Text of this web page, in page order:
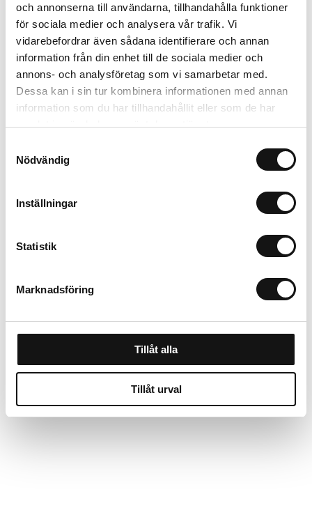
och annonserna till användarna, tillhandahålla funktioner
för sociala medier och analysera vår trafik. Vi
vidarebefordrar även sådana identifierare och annan
information från din enhet till de sociala medier och
annons- och analysföretag som vi samarbetar med.
Dessa kan i sin tur kombinera informationen med annan
information som du har tillhandahållit eller som de har
samlat in när du har använt deras tjänster.
Nödvändig
Inställningar
Statistik
Marknadsföring
Tillåt alla
Tillåt urval
Lägg i varukorgen
Trygg betalning
Ekologiskt utbud
Valbara fraktmetoder
Om tillverkaren